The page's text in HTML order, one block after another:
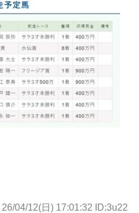
26/04/12(日) 17:01:32 ID:3u22